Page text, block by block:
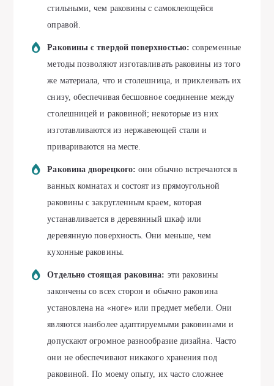
стильными, чем раковины с самоклеющейся
оправой.
Раковины с твердой поверхностью: современные
методы позволяют изготавливать раковины из того
же материала, что и столешница, и приклеивать их
снизу, обеспечивая бесшовное соединение между
столешницей и раковиной; некоторые из них
изготавливаются из нержавеющей стали и
привариваются на месте.
Раковина дворецкого: они обычно встречаются в
ванных комнатах и состоят из прямоугольной
раковины с закругленным краем, которая
устанавливается в деревянный шкаф или
деревянную поверхность. Они меньше, чем
кухонные раковины.
Отдельно стоящая раковина: эти раковины
закончены со всех сторон и обычно раковина
установлена на «ноге» или предмет мебели. Они
являются наиболее адаптируемыми раковинами и
допускают огромное разнообразие дизайна. Часто
они не обеспечивают никакого хранения под
раковиной. По моему опыту, их часто сложнее